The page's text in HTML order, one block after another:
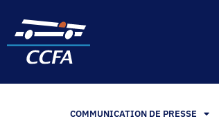
COMMUNICATION DE PRESSE